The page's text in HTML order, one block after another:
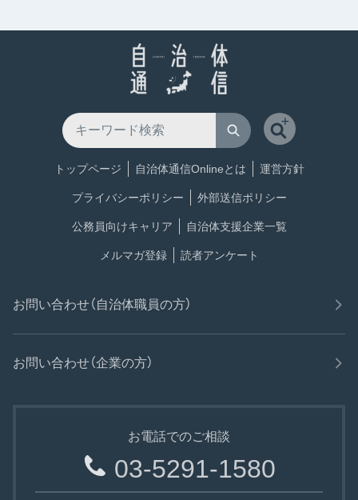
トップページ 自治体通信Onlineとは 運営方針
プライバシーポリシー 外部送信ポリシー
公務員向けキャリア 自治体支援企業一覧
メルマガ登録 読者アンケート
お問い合わせ（自治体職員の方）
お問い合わせ（企業の方）
お電話でのご相談
03-5291-1580